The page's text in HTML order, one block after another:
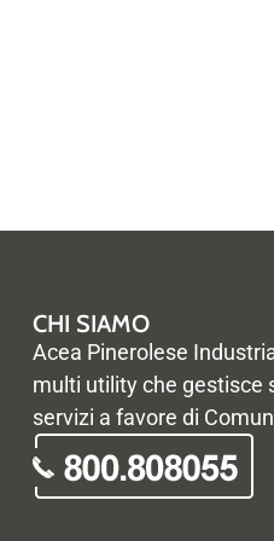
CHI SIAMO
Acea Pinerolese
multi utility che gestisce
servizi a favore di